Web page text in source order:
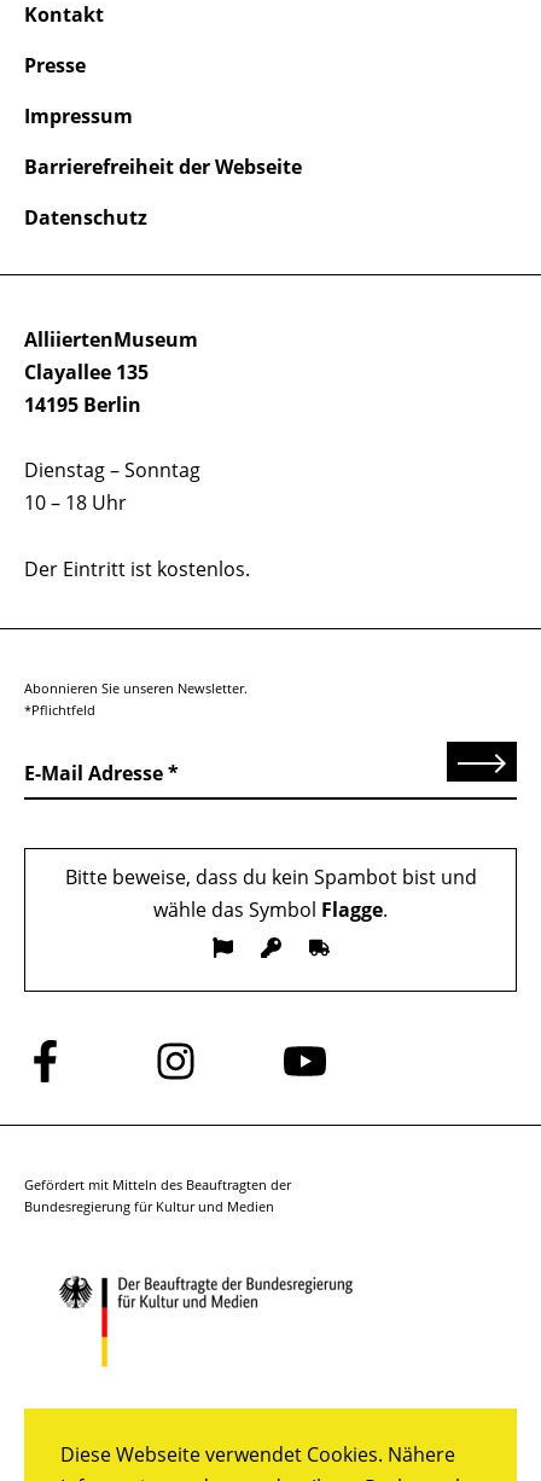
Diese Webseite verwendet Cookies. Nähere
AlliiertenMuseum
Clayallee 135
14195 Berlin
Dienstag – Sonntag
10 – 18 Uhr
Der Eintritt ist kostenlos.
Kontakt
Presse
Impressum
Barrierefreiheit der Webseite
Datenschutz
Abonnieren Sie unseren Newsletter.
*Pflichtfeld
E-Mail Adresse Senden
Bitte beweise, dass du kein Spambot bist und
wähle das Symbol Flagge.
Folge
uns
auf
Folge
uns
auf
Folge
auf
Gefördert mit Mitteln des Beauftragten der
Bundesregierung für Kultur und Medien